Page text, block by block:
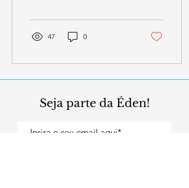
47 0
Seja parte da Éden!